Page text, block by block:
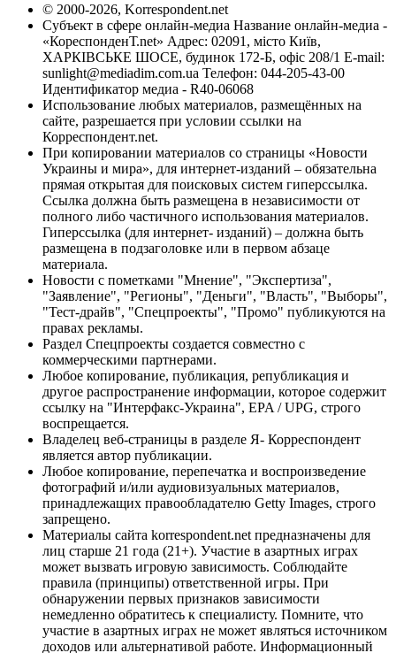
© 2000-2026, Korrespondent.net
Субъект в сфере онлайн-медиа Название онлайн-медиа -
«КореспонденТ.net» Адрес: 02091, місто Київ,
ХАРКІВСЬКЕ ШОСЕ, будинок 172-Б, офіс 208/1 E-mail:
sunlight@mediadim.com.ua Телефон: 044-205-43-00
Идентификатор медиа - R40-06068
Использование любых материалов, размещённых на
сайте, разрешается при условии ссылки на
Корреспондент.net.
При копировании материалов со страницы «Новости
Украины и мира», для интернет-изданий – обязательна
прямая открытая для поисковых систем гиперссылка.
Ссылка должна быть размещена в независимости от
полного либо частичного использования материалов.
Гиперссылка (для интернет- изданий) – должна быть
размещена в подзаголовке или в первом абзаце
материала.
Новости с пометками "Мнение", "Экспертиза",
"Заявление", "Регионы", "Деньги", "Власть", "Выборы",
"Тест-драйв", "Спецпроекты", "Промо" публикуются на
правах рекламы.
Раздел Спецпроекты создается совместно с
коммерческими партнерами.
Любое копирование, публикация, републикация и
другое распространение информации, которое содержит
ссылку на "Интерфакс-Украина", EPA / UPG, строго
воспрещается.
Владелец веб-страницы в разделе Я- Корреспондент
является автор публикации.
Любое копирование, перепечатка и воспроизведение
фотографий и/или аудиовизуальных материалов,
принадлежащих правообладателю Getty Images, строго
запрещено.
Материалы сайта korrespondent.net предназначены для
лиц старше 21 года (21+). Участие в азартных играх
может вызвать игровую зависимость. Соблюдайте
правила (принципы) ответственной игры. При
обнаружении первых признаков зависимости
немедленно обратитесь к специалисту. Помните, что
участие в азартных играх не может являться источником
доходов или альтернативой работе. Информационный